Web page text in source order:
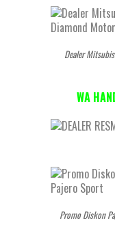
Dealer
WA
Promo Diskon